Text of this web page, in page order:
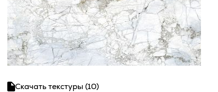
Скачать текстуры (10)